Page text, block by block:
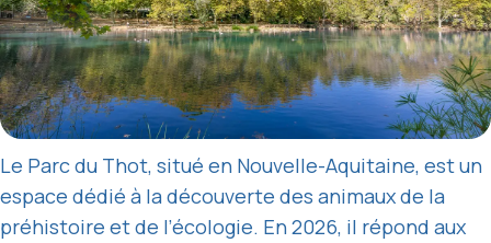
Le Parc du Thot, situé en Nouvelle-Aquitaine, est un
espace dédié à la découverte des animaux de la
préhistoire et de l’écologie. En 2026, il répond aux